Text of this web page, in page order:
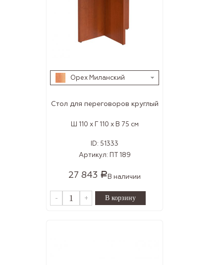
Орех Миланский
Стол для переговоров круглый
Ш 110 x Г 110 x В 75 см
ID: 51333
Артикул: ПТ 189
27 843 РВ наличии
- +